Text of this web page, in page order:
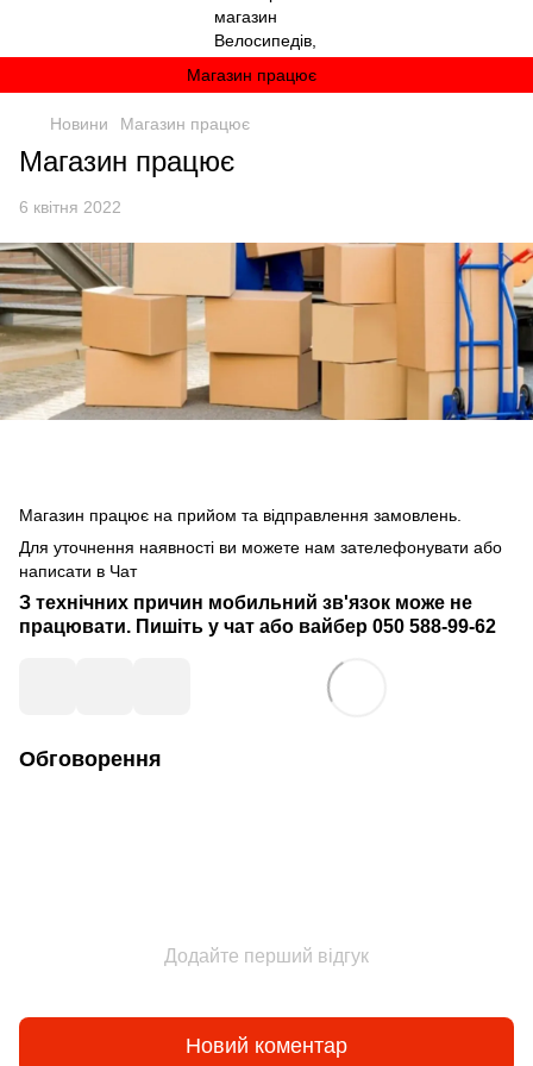
Магазин працює
Новини Магазин працює
Магазин працює
6 квітня 2022
Магазин працює на прийом та відправлення замовлень.
Для уточнення наявності ви можете нам зателефонувати або
написати в Чат
З технічних причин мобильний зв'язок може не
працювати. Пишіть у чат або вайбер 050 588-99-62
Обговорення
Додайте перший відгук
Новий коментар